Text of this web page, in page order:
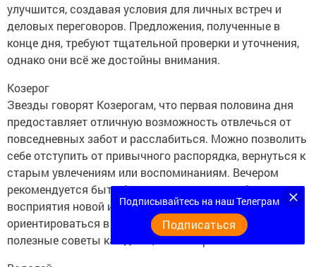
улучшится, создавая условия для личных встреч и
деловых переговоров. Предложения, полученные в
конце дня, требуют тщательной проверки и уточнения,
однако они всё же достойны внимания.
Козерог
Звезды говорят Козерогам, что первая половина дня
предоставляет отличную возможность отвлечься от
повседневных забот и расслабиться. Можно позволить
себе отступить от привычного распорядка, вернуться к
старым увлечениям или воспоминаниям. Вечером
рекомендуется быть более открытым для общения и
восприятия новой информации. Это поможет лучше
ориентироваться в происходящем вокруг и получить
полезные советы как дома, так и на работе.
Подписывайтесь на наш Телеграм
Подписаться